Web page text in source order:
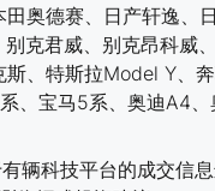
田奥德赛、日产轩逸、
别克君威、别克昂科威
斯、特斯拉Model Y、奔
、宝马5系、奥迪A4、
辆科技平台的成交信